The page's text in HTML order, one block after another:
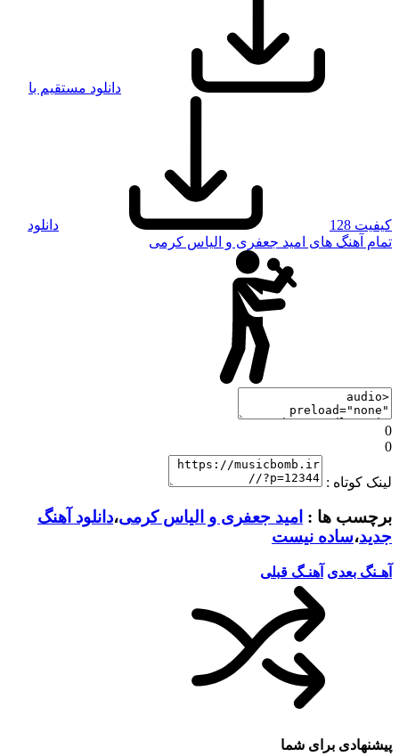
دانلود مستقیم با
کیفیت 128
دانلود
تمام آهنگ های امید جعفری و الیاس کرمی
0
0
لینک کوتاه :
برچسب ها : امید جعفری و الیاس کرمی،دانلود آهنگ
جدید،ساده نیست
آهـنگ بعدی آهنـگ قبلی
پیشنهادی برای شما